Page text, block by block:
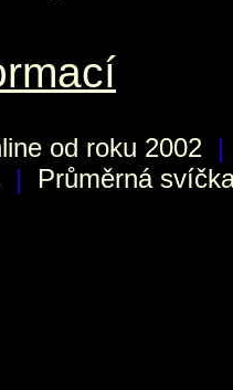
od roku 2002 |
| Průměrná